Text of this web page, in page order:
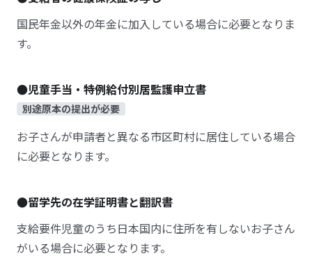
国民年金以外の年金に加入している場合に必要となりま
す。
●児童手当・特例給付別居監護申立書
別途原本の提出が必要
お子さんが申請者と異なる市区町村に居住している場合
に必要となります。
●留学先の在学証明書と翻訳書
支給要件児童のうち日本国内に住所を有しないお子さん
がいる場合に必要となります。